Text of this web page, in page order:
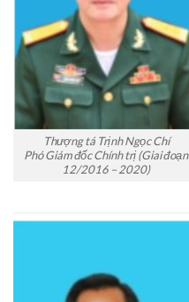
Thượng tá Trịnh Ngọc Chí
Phó Giám đốc Chính trị (Giai đoạn
12/2016 – 2020)